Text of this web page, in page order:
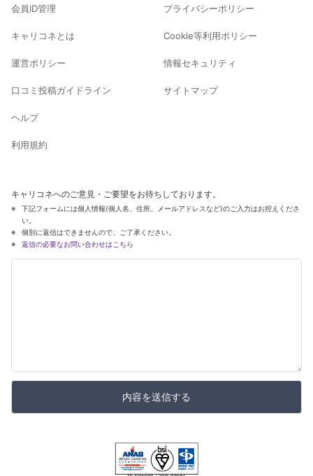
会員ID管理
キャリコネとは
運営ポリシー
口コミ投稿ガイドライン
ヘルプ
利用規約
プライバシーポリシー
Cookie等利用ポリシー
情報セキュリティ
サイトマップ
キャリコネへのご意見・ご要望をお待ちしております。
下記フォームには個人情報(個人名、住所、メールアドレスなど)のご入力はお控えくださ
い。
個別に返信はできませんので、ご了承ください。
返信の必要なお問い合わせはこちら
内容を送信する